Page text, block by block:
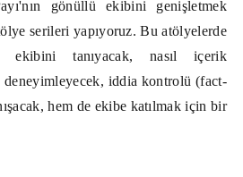
gönüllü ekibini genişletmek
serileri yapıyoruz. Bu atölyelerde
ekibini tanıyacak, nasıl içerik
deneyimleyecek, iddia kontrolü (fact-
hem de ekibe katılmak için bir